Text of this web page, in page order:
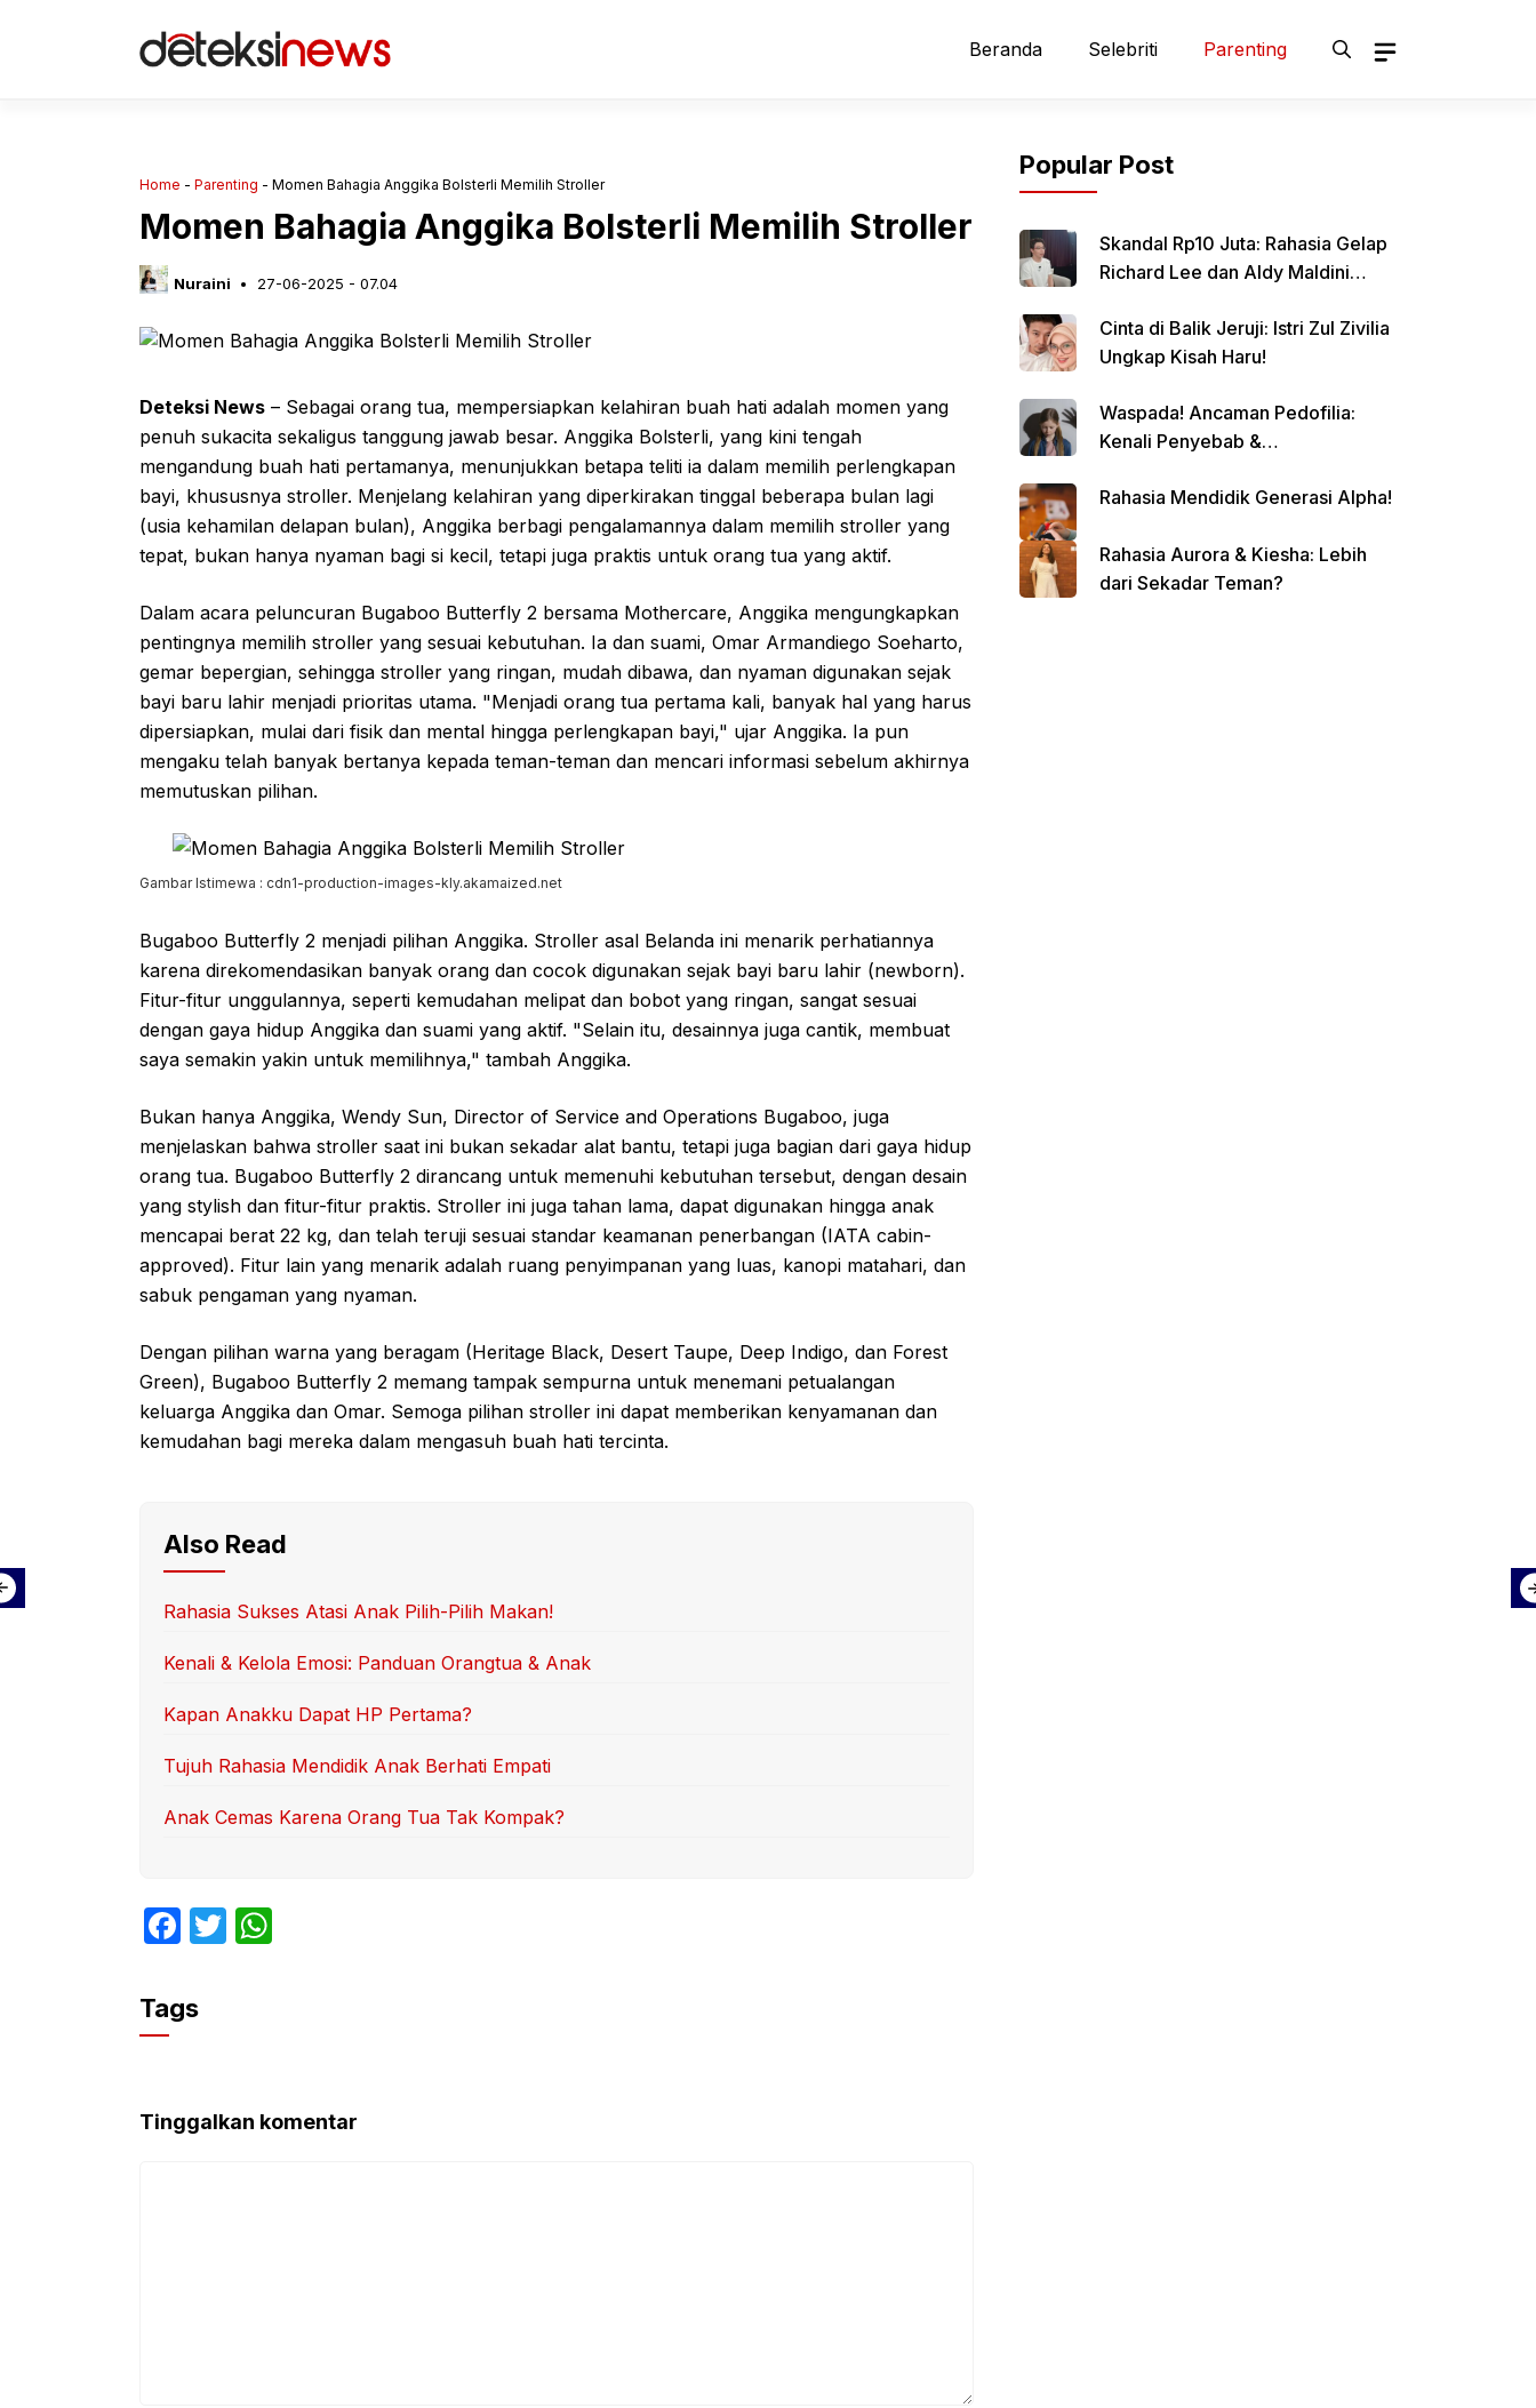
Beranda Selebriti Parenting
Home - Parenting - Momen Bahagia Anggika Bolsterli Memilih Stroller
Momen Bahagia Anggika Bolsterli Memilih Stroller
Nuraini 27-06-2025 - 07.04
Deteksi News – Sebagai orang tua, mempersiapkan kelahiran buah hati adalah momen yang
penuh sukacita sekaligus tanggung jawab besar. Anggika Bolsterli, yang kini tengah
mengandung buah hati pertamanya, menunjukkan betapa teliti ia dalam memilih perlengkapan
bayi, khususnya stroller. Menjelang kelahiran yang diperkirakan tinggal beberapa bulan lagi
(usia kehamilan delapan bulan), Anggika berbagi pengalamannya dalam memilih stroller yang
tepat, bukan hanya nyaman bagi si kecil, tetapi juga praktis untuk orang tua yang aktif.
Dalam acara peluncuran Bugaboo Butterfly 2 bersama Mothercare, Anggika mengungkapkan
pentingnya memilih stroller yang sesuai kebutuhan. Ia dan suami, Omar Armandiego Soeharto,
gemar bepergian, sehingga stroller yang ringan, mudah dibawa, dan nyaman digunakan sejak
bayi baru lahir menjadi prioritas utama. "Menjadi orang tua pertama kali, banyak hal yang harus
dipersiapkan, mulai dari fisik dan mental hingga perlengkapan bayi," ujar Anggika. Ia pun
mengaku telah banyak bertanya kepada teman-teman dan mencari informasi sebelum akhirnya
memutuskan pilihan.
Gambar Istimewa : cdn1-production-images-kly.akamaized.net
Bugaboo Butterfly 2 menjadi pilihan Anggika. Stroller asal Belanda ini menarik perhatiannya
karena direkomendasikan banyak orang dan cocok digunakan sejak bayi baru lahir (newborn).
Fitur-fitur unggulannya, seperti kemudahan melipat dan bobot yang ringan, sangat sesuai
dengan gaya hidup Anggika dan suami yang aktif. "Selain itu, desainnya juga cantik, membuat
saya semakin yakin untuk memilihnya," tambah Anggika.
Bukan hanya Anggika, Wendy Sun, Director of Service and Operations Bugaboo, juga
menjelaskan bahwa stroller saat ini bukan sekadar alat bantu, tetapi juga bagian dari gaya hidup
orang tua. Bugaboo Butterfly 2 dirancang untuk memenuhi kebutuhan tersebut, dengan desain
yang stylish dan fitur-fitur praktis. Stroller ini juga tahan lama, dapat digunakan hingga anak
mencapai berat 22 kg, dan telah teruji sesuai standar keamanan penerbangan (IATA cabin-
approved). Fitur lain yang menarik adalah ruang penyimpanan yang luas, kanopi matahari, dan
sabuk pengaman yang nyaman.
Dengan pilihan warna yang beragam (Heritage Black, Desert Taupe, Deep Indigo, dan Forest
Green), Bugaboo Butterfly 2 memang tampak sempurna untuk menemani petualangan
keluarga Anggika dan Omar. Semoga pilihan stroller ini dapat memberikan kenyamanan dan
kemudahan bagi mereka dalam mengasuh buah hati tercinta.
Also Read
Rahasia Sukses Atasi Anak Pilih-Pilih Makan!
Kenali & Kelola Emosi: Panduan Orangtua & Anak
Kapan Anakku Dapat HP Pertama?
Tujuh Rahasia Mendidik Anak Berhati Empati
Anak Cemas Karena Orang Tua Tak Kompak?
F
c
e
o
o
T
p
p
Tags
Tinggalkan komentar
Popular Post
Skandal Rp10 Juta: Rahasia Gelap
Richard Lee dan Aldy Maldini
Cinta di Balik Jeruji: Istri Zul Zivilia
Ungkap Kisah Haru!
Waspada! Ancaman Pedofilia:
Kenali Penyebab &
Rahasia Mendidik Generasi Alpha!
Rahasia Aurora & Kiesha: Lebih
dari Sekadar Teman?